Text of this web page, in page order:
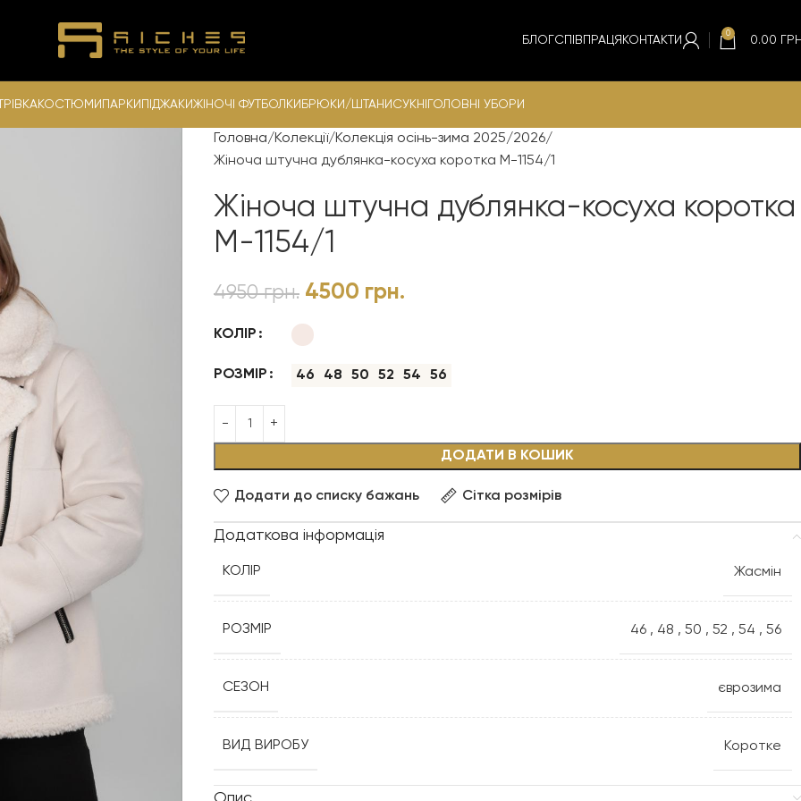
БЛОГ СПІВПРАЦЯ КОНТАКТИ
0
0.00
КОСТЮМИ ПАРКИ ПІДЖАКИЖІНОЧІ ФУТБОЛКИ БРЮКИ/ШТАНИ СУКНІ ГОЛОВНІ УБОРИ
Головна Колекції
Колекція осінь-зима 2025/2026
Жіноча штучна дублянка-косуха коротка М-1154/1
Жіноча штучна дублянка-косуха коротка
М-1154/1
4950грн. 4500 грн.
КОЛІР
РОЗМІР 46 48 50 52 54 56
ДОДАТИ В КОШИК
Додати до списку бажань Сітка розмірів
Додаткова інформація
КОЛІР Жасмін
РОЗМІР 46 , 48 , 50 , 52 , 54 , 56
СЕЗОН єврозима
ВИД ВИРОБУ Коротке